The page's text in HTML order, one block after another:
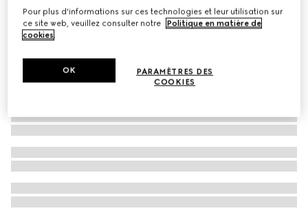
Pour plus d'informations sur ces technologies et leur utilisation sur
ce site web, veuillez consulter notre
Politique en matière de
cookies.
PARAMÈTRES DES
COOKIES
OK